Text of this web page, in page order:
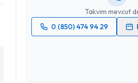
Takvim mevcut
0 (850) 474 94 29